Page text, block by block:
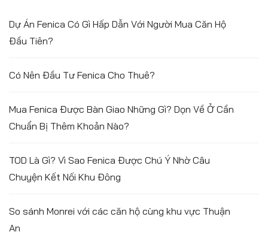
Dự Án Fenica Có Gì Hấp Dẫn Với Người Mua Căn Hộ
Đầu Tiên?
Có Nên Đầu Tư Fenica Cho Thuê?
Mua Fenica Được Bàn Giao Những Gì? Dọn Về Ở Cần
Chuẩn Bị Thêm Khoản Nào?
TOD Là Gì? Vì Sao Fenica Được Chú Ý Nhờ Câu
Chuyện Kết Nối Khu Đông
So sánh Monrei với các căn hộ cùng khu vực Thuận
An